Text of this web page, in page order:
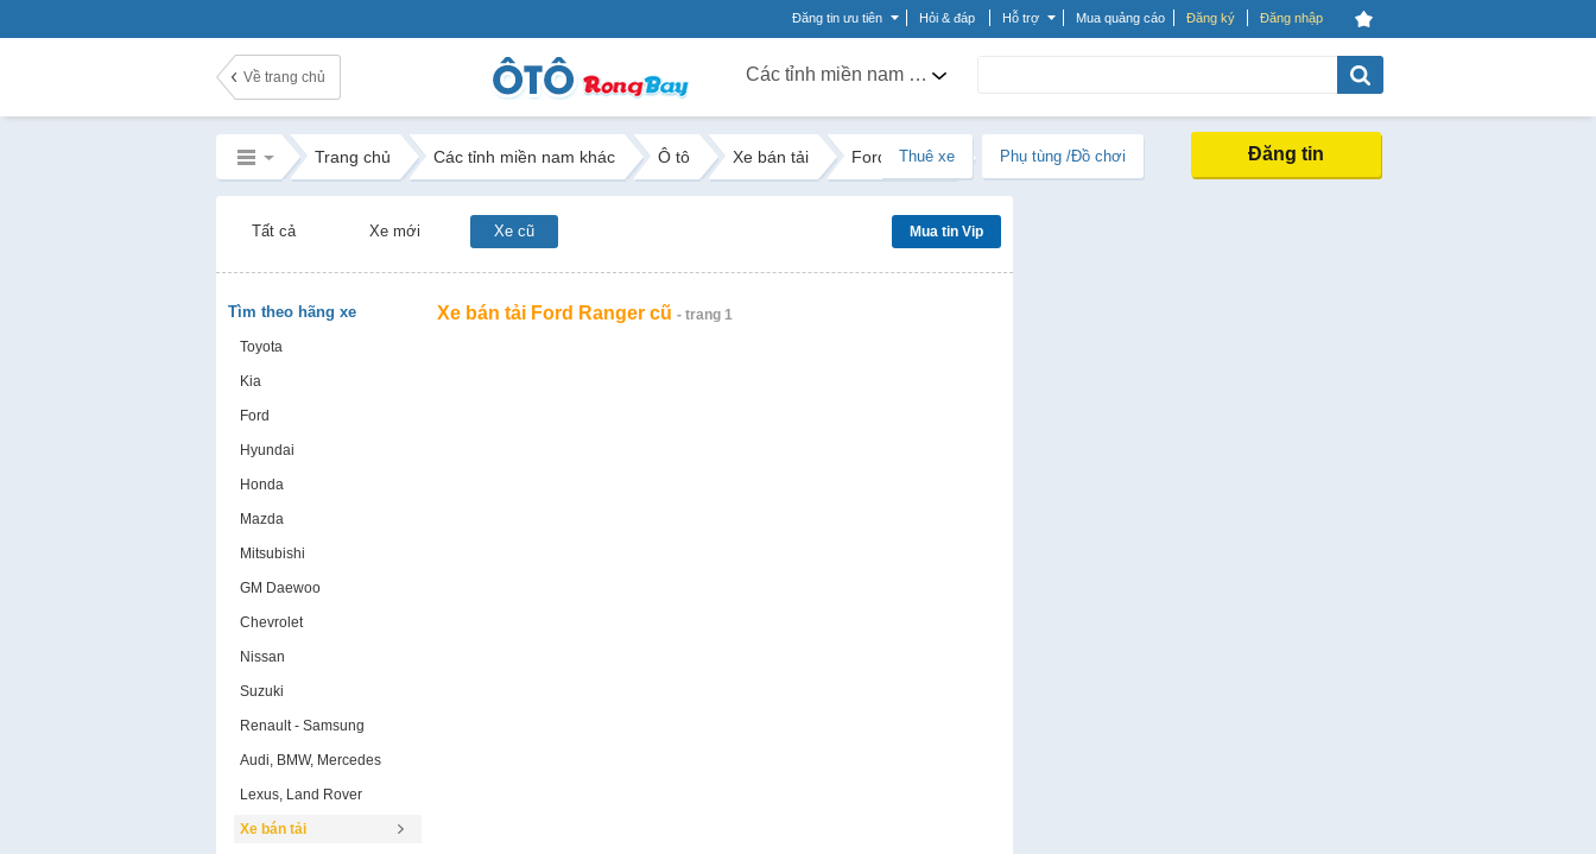
Đăng tin ưu tiên Hỏi & đáp Hỗ trợ Mua quảng cáo Đăng ký Đăng nhập
Về trang chủ Các tỉnh miền nam khác
Trang chủ Các tỉnh miền nam khác Ô tô Xe bán tải Ford Ranger
Thuê xe Phụ tùng /Đồ chơi Đăng tin
Tất cả Xe mới Xe cũ Mua tin Vip
Tìm theo hãng xe
Toyota
Kia
Ford
Hyundai
Honda
Mazda
Mitsubishi
GM Daewoo
Chevrolet
Nissan
Suzuki
Renault - Samsung
Audi, BMW, Mercedes
Lexus, Land Rover
Xe bán tải
Xe bán tải Ford Ranger cũ - trang 1